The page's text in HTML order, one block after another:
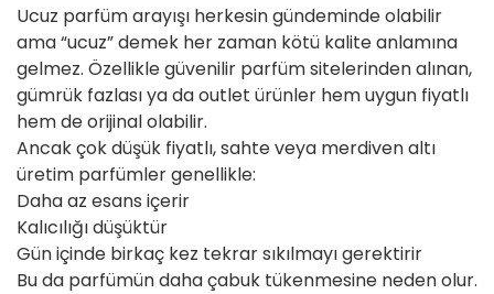
Ucuz parfüm arayışı herkesin gündeminde olabilir
ama “ucuz” demek her zaman kötü kalite anlamına
gelmez. Özellikle güvenilir parfüm sitelerinden alınan,
gümrük fazlası ya da outlet ürünler hem uygun fiyatlı
hem de orijinal olabilir.
Ancak çok düşük fiyatlı, sahte veya merdiven altı
üretim parfümler genellikle:
Daha az esans içerir
Kalıcılığı düşüktür
Gün içinde birkaç kez tekrar sıkılmayı gerektirir
Bu da parfümün daha çabuk tükenmesine neden olur.